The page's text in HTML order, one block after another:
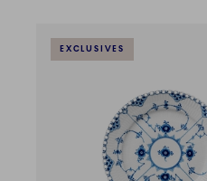
EXCLUSIVES